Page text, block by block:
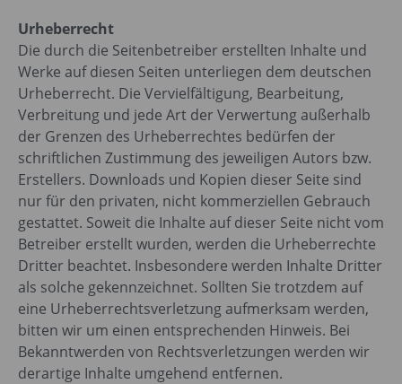
Urheberrecht
Die durch die Seitenbetreiber erstellten Inhalte und
Werke auf diesen Seiten unterliegen dem deutschen
Urheberrecht. Die Vervielfältigung, Bearbeitung,
Verbreitung und jede Art der Verwertung außerhalb
der Grenzen des Urheberrechtes bedürfen der
schriftlichen Zustimmung des jeweiligen Autors bzw.
Erstellers. Downloads und Kopien dieser Seite sind
nur für den privaten, nicht kommerziellen Gebrauch
gestattet. Soweit die Inhalte auf dieser Seite nicht vom
Betreiber erstellt wurden, werden die Urheberrechte
Dritter beachtet. Insbesondere werden Inhalte Dritter
als solche gekennzeichnet. Sollten Sie trotzdem auf
eine Urheberrechtsverletzung aufmerksam werden,
bitten wir um einen entsprechenden Hinweis. Bei
Bekanntwerden von Rechtsverletzungen werden wir
derartige Inhalte umgehend entfernen.